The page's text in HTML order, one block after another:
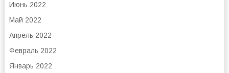
Июнь 2022
Май 2022
Апрель 2022
Февраль 2022
Январь 2022